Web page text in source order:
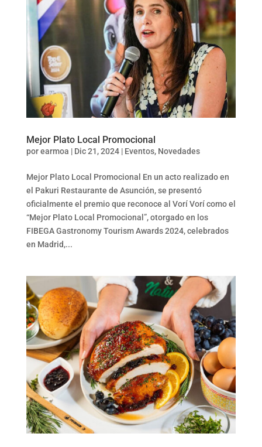
Mejor Plato Local Promocional
porearmoa | Dic 21, 2024| Eventos, Novedades
Mejor Plato Local Promocional En un acto realizado en
el Pakuri Restaurante de Asunción, se presentó
oficialmente el premio que reconoce al Vorí Vorí como el
“Mejor Plato Local Promocional”, otorgado en los
FIBEGA Gastronomy Tourism Awards 2024, celebrados
en Madrid,...